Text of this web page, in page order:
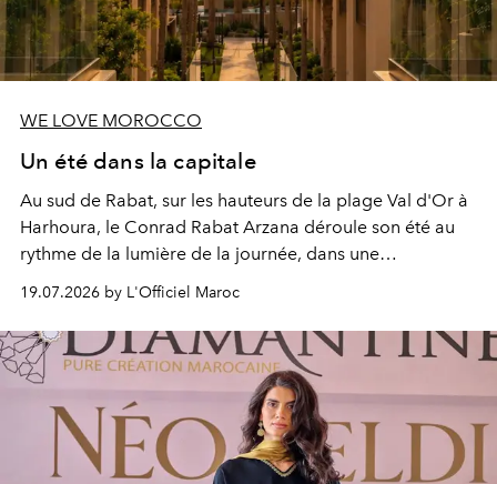
WE LOVE MOROCCO
Un été dans la capitale
Au sud de Rabat, sur les hauteurs de la plage Val d'Or à
Harhoura, le Conrad Rabat Arzana déroule son été au
rythme de la lumière de la journée, dans une
programmation pensée comme une succession de
rendez-vous avec l’océan.
19.07.2026 by L'Officiel Maroc